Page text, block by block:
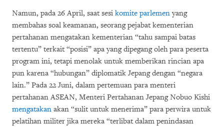
Namun, pada 26 April, saat sesi komite parlemenyang
membahas soal keamanan, seorang pejabat kementerian
pertahanan mengatakan kementerian “tahu sampai batas
tertentu” terkait “posisi” apa yang dipegang oleh para peserta
program ini, tetapi menolak untuk memberikan rincian apa
pun karena “hubungan” diplomatik Jepang dengan “negara
lain.” Pada 22 Juni, dalam pertemuan para menteri
pertahanan ASEAN, Menteri Pertahanan Jepang Nobuo Kishi
mengatakan akan “sulit untuk menerima” para perwira untuk
pelatihan militer jika mereka “terlibat dalam penindasan